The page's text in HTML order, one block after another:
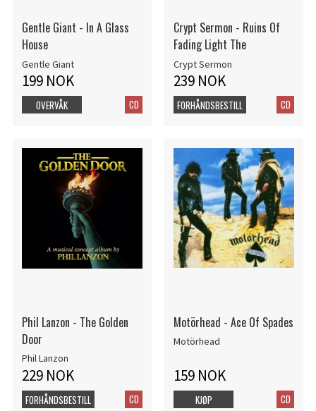
Gentle Giant - In A Glass
House
Gentle Giant
199 NOK
CD
OVERVÅK
Crypt Sermon - Ruins Of
Fading Light The
Crypt Sermon
239 NOK
CD
FORHÅNDSBESTILL
Phil Lanzon - The Golden
Door
Phil Lanzon
229 NOK
CD
FORHÅNDSBESTILL
Motörhead - Ace Of Spades
Motörhead
159 NOK
CD
KJØP